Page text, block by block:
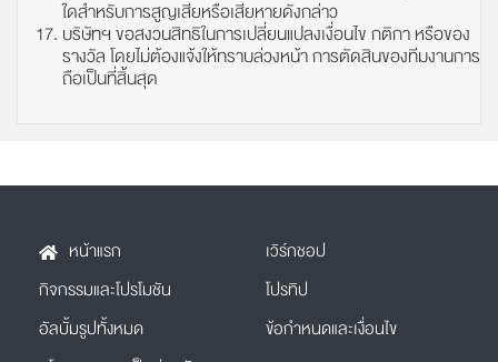
ใดสำหรับการสูญเสียหรือเสียหายดังกล่าว
บริษัทฯ ขอสงวนสิทธิในการเปลี่ยนแปลงเงื่อนไข กติกา หรือของ
รางวัล โดยไม่ต้องแจ้งให้ทราบล่วงหน้า การตัดสินของทีมงานการ
ถือเป็นที่สิ้นสุด
หน้าแรก
เวิร์กชอป
กิจกรรมและโปรโมชัน
โปรทิป
อัลบั้มรูปทั้งหมด
ข้อกำหนดและเงื่อนไข